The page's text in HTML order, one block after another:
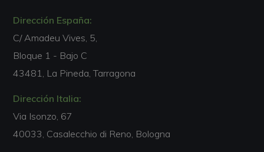
Dirección España:
C/ Amadeu Vives, 5,
Bloque 1 - Bajo C
43481, La Pineda, Tarragona
Dirección Italia:
Via Isonzo, 67
40033, Casalecchio di Reno, Bologna